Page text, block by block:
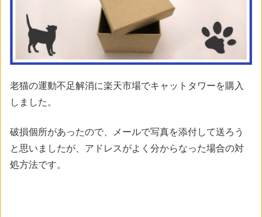
老猫の運動不足解消に楽天市場でキャットタワーを購入
しました。
破損個所があったので、メールで写真を添付して送ろう
と思いましたが、アドレスがよく分からなった場合の対
処方法です。